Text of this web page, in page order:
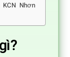
Nhơn